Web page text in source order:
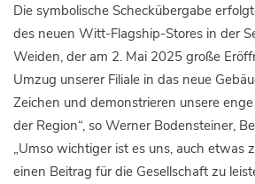
Die symbolische Scheckübergabe
des neuen Witt-Flagship-Stores in der
Weiden, der am 2. Mai 2025 große
Umzug unserer Filiale in das neue
Zeichen und demonstrieren unsere
der Region“, so Werner Bodensteiner,
„Umso wichtiger ist es uns, auch etwas
einen Beitrag für die Gesellschaft zu